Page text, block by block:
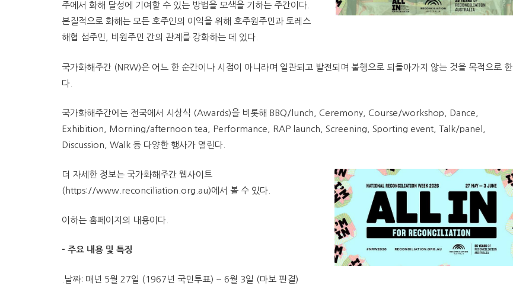
주에서 화해 달성에 기여할 수 있는 방법을 모색을 기하는 주간이다.
본질적으로 화해는 모든 호주인의 이익을 위해 호주원주민과 토레스
해협 섬주민, 비원주민 간의 관계를 강화하는 데 있다.
국가화해주간 (NRW)은 어느 한 순간이나 시점이 아니라며 일관되고 발전되며 불행으로 되돌아가지 않는 것을 목적으로 한
다.
국가화해주간에는 전국에서 시상식 (Awards)을 비롯해 BBQ/lunch, Ceremony, Course/workshop, Dance,
Exhibition, Morning/afternoon tea, Performance, RAP launch, Screening, Sporting event, Talk/panel,
Discussion, Walk 등 다양한 행사가 열린다.
더 자세한 정보는 국가화해주간 웹사이트
(https://www.reconciliation.org.au)에서 볼 수 있다.
이하는 홈페이지의 내용이다.
– 주요 내용 및 특징
.날짜: 매년 5월 27일 (1967년 국민투표) ~ 6월 3일 (마보 판결)